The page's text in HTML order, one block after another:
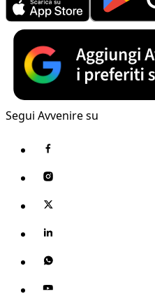
Segui Avvenire su